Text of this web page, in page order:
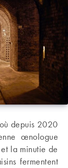
depuis 2020
œnologue
la minutie de
fermentent